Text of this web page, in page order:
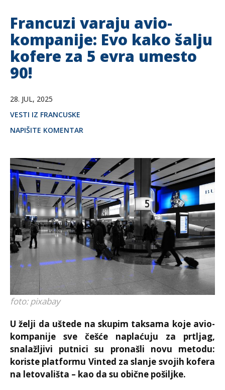
Francuzi varaju avio-
kompanije: Evo kako šalju
kofere za 5 evra umesto
90!
28. JUL, 2025
VESTI IZ FRANCUSKE
NAPIŠITE KOMENTAR
foto: pixabay
U želji da uštede na skupim taksama koje avio-
kompanije sve češće naplaćuju za prtljag,
snalažljivi putnici su pronašli novu metodu:
koriste platformu Vinted za slanje svojih kofera
na letovališta – kao da su obične pošiljke.